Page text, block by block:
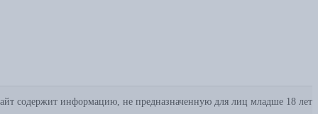
содержит информацию, не предназначенную для лиц младше 18 лет